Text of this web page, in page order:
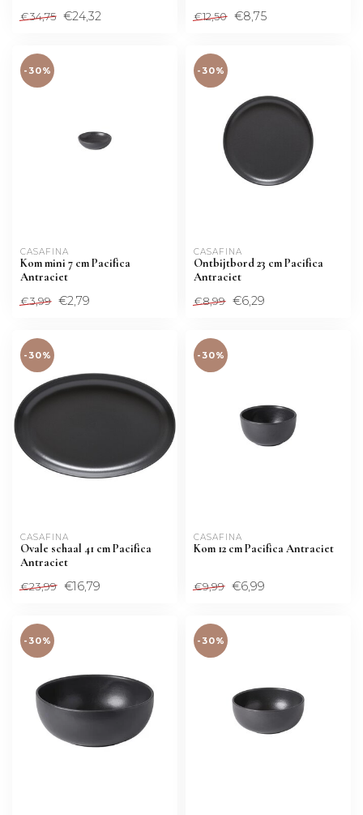
€34,75 €24,32 €12,50 €8,75
-30%
CASAFINA
Kom mini 7 cm Pacifica
Antraciet
€3,99 €2,79
-30%
CASAFINA
Ontbijtbord 23 cm Pacifica
Antraciet
€8,99 €6,29
-30%
CASAFINA
Ovale schaal 41 cm Pacifica
Antraciet
€23,99 €16,79
-30%
CASAFINA
Kom 12 cm Pacifica Antraciet
€9,99 €6,99
-30% -30%